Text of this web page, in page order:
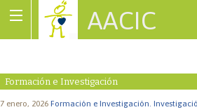
AACIC
Formación e Investigación
7 enero, 2026 Formación e Investigación.